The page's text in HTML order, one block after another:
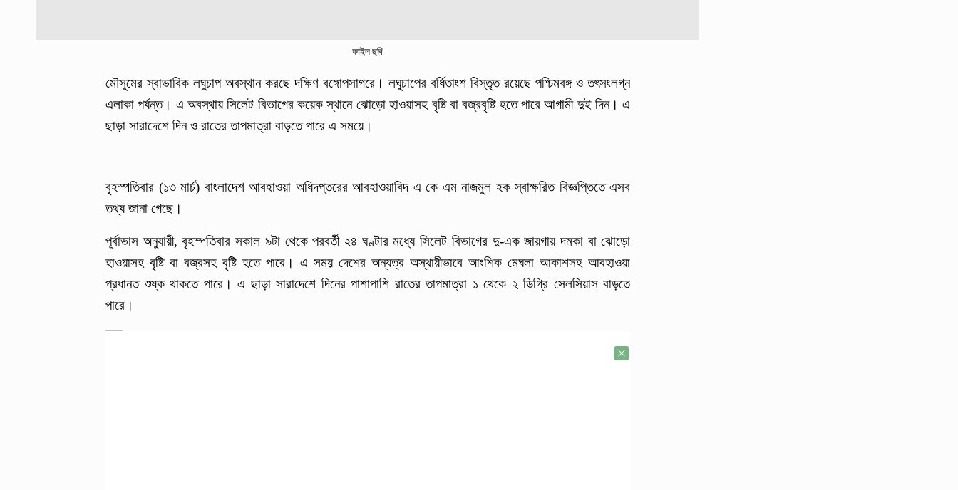
ফাইল ছবি
মৌসুমের স্বাভাবিক লঘুচাপ অবস্থান করছে দক্ষিণ বঙ্গোপসাগরে। লঘুচাপের বর্ধিতাংশ বিস্তৃত রয়েছে পশ্চিমবঙ্গ ও তৎসংলগ্ন
এলাকা পর্যন্ত। এ অবস্থায় সিলেট বিভাগের কয়েক স্থানে ঝোড়ো হাওয়াসহ বৃষ্টি বা বজ্রবৃষ্টি হতে পারে আগামী দুই দিন। এ
ছাড়া সারাদেশে দিন ও রাতের তাপমাত্রা বাড়তে পারে এ সময়ে।
বৃহস্পতিবার (১৩ মার্চ) বাংলাদেশ আবহাওয়া অধিদপ্তরের আবহাওয়াবিদ এ কে এম নাজমুল হক স্বাক্ষরিত বিজ্ঞপ্তিতে এসব
তথ্য জানা গেছে।
পূর্বাভাস অনুযায়ী, বৃহস্পতিবার সকাল ৯টা থেকে পরবর্তী ২৪ ঘণ্টার মধ্যে সিলেট বিভাগের দু-এক জায়গায় দমকা বা ঝোড়ো
হাওয়াসহ বৃষ্টি বা বজ্রসহ বৃষ্টি হতে পারে। এ সময় দেশের অন্যত্র অস্থায়ীভাবে আংশিক মেঘলা আকাশসহ আবহাওয়া
প্রধানত শুষ্ক থাকতে পারে। এ ছাড়া সারাদেশে দিনের পাশাপাশি রাতের তাপমাত্রা ১ থেকে ২ ডিগ্রি সেলসিয়াস বাড়তে
পারে।